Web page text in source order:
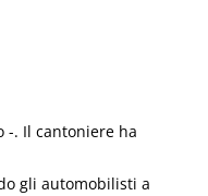
-. Il cantoniere ha
gli automobilisti a